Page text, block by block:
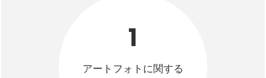
1
アートフォトに関する